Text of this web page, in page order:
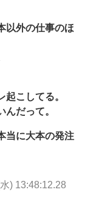
以外の仕事のほ
こしてる。
だって。
当に大本の発注
) 13:48:12.28